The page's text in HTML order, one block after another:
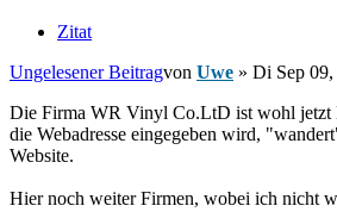
Zitat
Ungelesener Beitragvon Uwe » Di Sep
Die Firma WR Vinyl Co.LtD ist wohl jetzt
die Webadresse eingegeben wird,
Website.
Hier noch weiter Firmen, wobei ich nicht